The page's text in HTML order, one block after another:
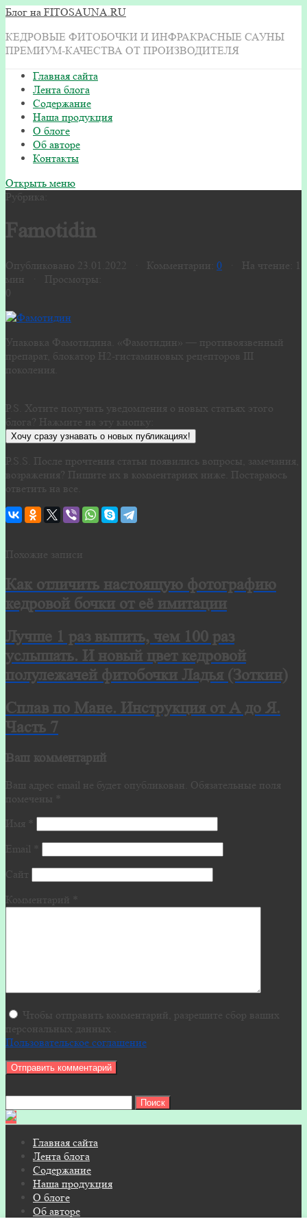
Блог на FITOSAUNA.RU
КЕДРОВЫЕ ФИТОБОЧКИ И ИНФРАКРАСНЫЕ САУНЫ
ПРЕМИУМ-КАЧЕСТВА ОТ ПРОИЗВОДИТЕЛЯ
Главная сайта
Лента блога
Содержание
Наша продукция
О блоге
Об авторе
Контакты
Открыть меню
Рубрика:
Famotidin
Опубликовано 23.01.2022 · Комментарии: 0 · На чтение: 1
мин · Просмотры:
0
Упаковка Фамотидина. «Фамотидин» — противоязвенный
препарат, блокатор Н2-гистаминовых рецепторов III
поколения.
P.S. Хотите получать уведомления о новых статьях этого
блога? Нажмите на эту кнопку:
Хочу сразу узнавать о новых публикациях!
P.S.S. После прочтения статьи появились вопросы, замечания,
возражения? Пишите их в комментариях ниже. Постараюсь
ответить на все.
Похожие записи
Как отличить настоящую фотографию
кедровой бочки от её имитации
Лучше 1 раз выпить, чем 100 раз
услышать. И новый цвет кедровой
полулежачей фитобочки Ладья (Зоткин)
Сплав по Мане. Инструкция от А до Я.
Часть 7
Ваш комментарий
Ваш адрес email не будет опубликован. Обязательные поля
помечены
Имя
Email
Сайт
Комментарий
Чтобы отправить комментарий, разрешите сбор ваших
персональных данных .
Пользовательское соглашение
Главная сайта
Лента блога
Содержание
Наша продукция
О блоге
Об авторе